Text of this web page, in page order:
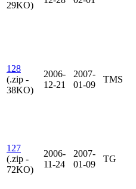
29KO)
128
(.zip -
38KO)
2006-
12-21
2007-
01-09
TMS
127
(.zip -
72KO)
2006-
11-24
2007-
01-09
TG